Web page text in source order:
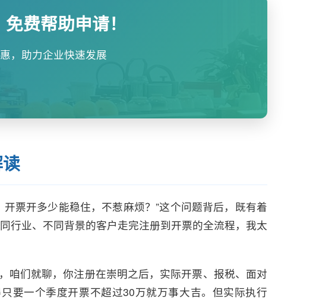
费帮助申请！
，助力企业快速发展
票开多少能稳住，不惹麻烦？”这个问题背后，既有着
行业、不同背景的客户走完注册到开票的全流程，我太
咱们就聊，你注册在崇明之后，实际开票、报税、面对
要一个季度开票不超过30万就万事大吉。但实际执行